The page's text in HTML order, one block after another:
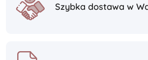
Szybka dostawa w